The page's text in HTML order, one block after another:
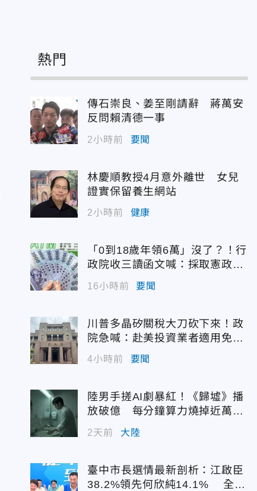
熱門
傳石崇良、姜至剛請辭 蔣萬安
反問賴清德一事
2小時前 要聞
林慶順教授4月意外離世 女兒
證實保留養生網站
2小時前 健康
「0到18歲年領6萬」沒了？！行
政院收三讀函文喊：採取憲政作
16小時前 要聞
川普多晶矽關稅大刀砍下來！政
院急喊：赴美投資業者適用免稅
配額
4小時前 要聞
陸男手搓AI劇暴紅！《歸墟》播
放破億 每分鐘算力燒掉近萬台
2天前 大陸
臺中市長選情最新剖析：江啟臣
38.2%領先何欣純14.1% 全世